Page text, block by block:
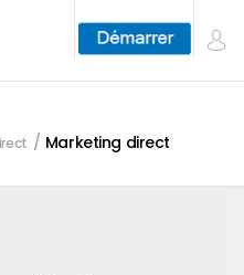
Marketing direct